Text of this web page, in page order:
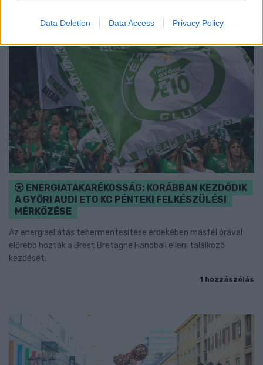
Data Deletion Data Access Privacy Policy
ENERGIATAKARÉKOSSÁG: KORÁBBAN KEZDŐDIK
A GYŐRI AUDI ETO KC PÉNTEKI FELKÉSZÜLÉSI
MÉRKŐZÉSE
Az energiaellátás tehermentesítése érdekében másfél órával
előrébb hozták a Brest Bretagne Handball elleni találkozó
kezdését.
1 hozzászólás